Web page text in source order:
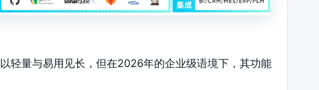
轻量与易用见长，但在2026年的企业级语境下，其功能